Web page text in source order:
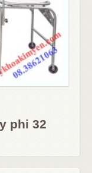
phi 32